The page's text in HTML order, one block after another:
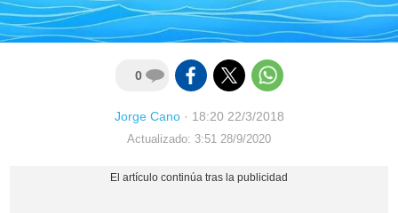
0
Jorge Cano· 18:20 22/3/2018
Actualizado: 3:51 28/9/2020